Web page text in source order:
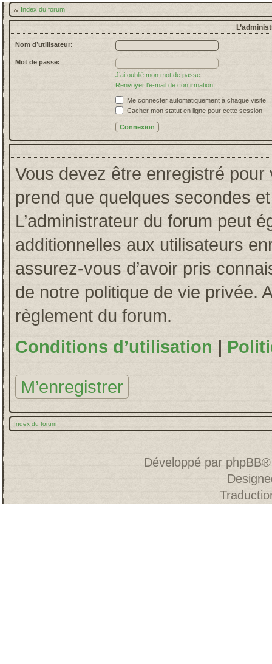
Index du forum
Nom d’utilisateur:
Mot de passe:
J’ai oublié mon mot de passe
Renvoyer l’e-mail de confirmation
Me connecter automatiquement à chaque visite
Cacher mon statut en ligne pour cette session
Vous devez être enregistré pour
prend que quelques secondes
L’administrateur du forum peut
additionnelles aux utilisateurs
assurez-vous d’avoir pris
de notre politique de vie privée.
règlement du forum.
Conditions d’utilisation |
M’enregistrer
Index du forum
Développé par phpBB®